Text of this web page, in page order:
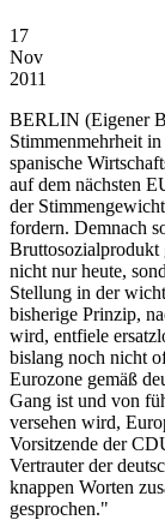
17
Nov
2011
BERLIN (Eigener
Stimmenmehrheit
spanische
auf dem nächsten
der
fordern. Demnach
Bruttosozialprodukt
nicht nur heute,
Stellung in der
bisherige Prinzip,
wird, entfiele
bislang noch nicht
Eurozone gemäß
Gang ist und von
versehen wird,
Vorsitzende der
Vertrauter der
knappen Worten
gesprochen."